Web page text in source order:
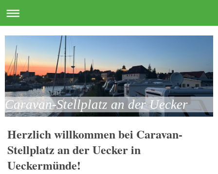
Caravan-Stellplatz an der Uecker
Herzlich willkommen bei Caravan-
Stellplatz an der Uecker in
Ueckermünde!